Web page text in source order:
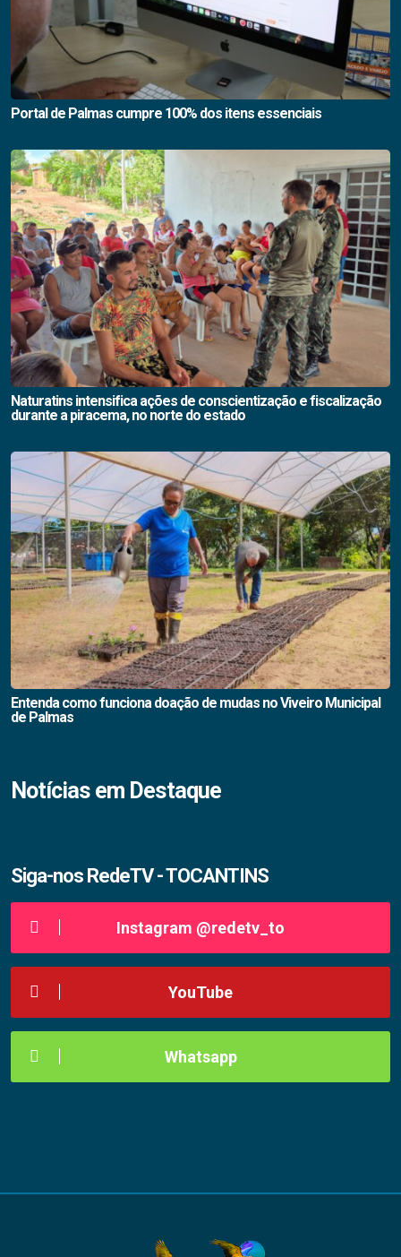
Portal de Palmas cumpre 100% dos itens essenciais
Naturatins intensifica ações de conscientização e fiscalização
durante a piracema, no norte do estado
Entenda como funciona doação de mudas no Viveiro Municipal
de Palmas
Notícias em Destaque
Siga-nos RedeTV - TOCANTINS
Instagram @redetv_to
YouTube
Whatsapp